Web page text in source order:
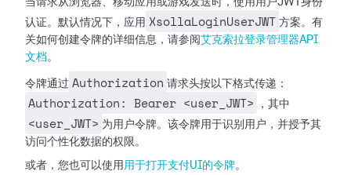
当请求从浏览器、移动应用或游戏发送时，使用用户JWT身份
认证。默认情况下，应用 XsollaLoginUserJWT 方案。有
关如何创建令牌的详细信息，请参阅 艾克索拉登录管理器API
文档。
令牌通过 Authorization 请求头按以下格式传递：
Authorization: Bearer <user_JWT> ，其中
<user_JWT> 为用户令牌。该令牌用于识别用户，并授予其
访问个性化数据的权限。
或者，您也可以使用 用于打开支付UI的令牌。